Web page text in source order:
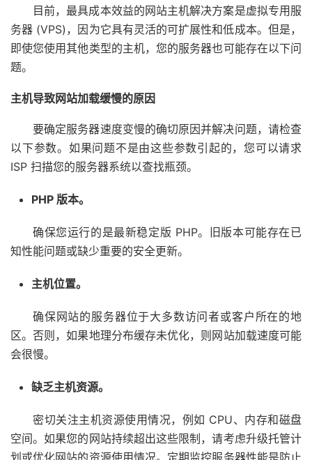
目前，最具成本效益的网站主机解决方案是虚拟专用服
务器 (VPS) ，因为它具有灵活的可扩展性和低成本。但是，
即使您使用其他类型的主机，您的服务器也可能存在以下问
题。
主机导致网站加载缓慢的原因
要确定服务器速度变慢的确切原因并解决问题，请检查
以下参数。如果问题不是由这些参数引起的，您可以请求
ISP 扫描您的服务器系统以查找瓶颈。
PHP 版本。
确保您运行的是最新稳定版 PHP。旧版本可能存在已
知性能问题或缺少重要的安全更新。
主机位置。
确保网站的服务器位于大多数访问者或客户所在的地
区。否则，如果地理分布缓存未优化，则网站加载速度可能
会很慢。
缺乏主机资源。
密切关注主机资源使用情况，例如 CPU、内存和磁盘
空间。如果您的网站持续超出这些限制，请考虑升级托管计
划或优化网站的资源使用情况。定期监控服务器性能是防止